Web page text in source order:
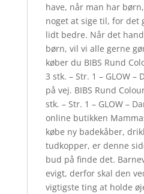
have, når man har
noget at sige til, for det
lidt bedre. Når det
børn, vil vi alle gerne
køber du BIBS Rund
3 stk. – Str. 1 – GLOW –
på vej. BIBS Rund
stk. – Str. 1 – GLOW –
online butikken
købe ny badekåber,
tudkopper, er denne
bud på finde det.
evigt, derfor skal den
vigtigste ting at holde